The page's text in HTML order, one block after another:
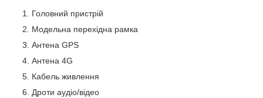
Головний пристрій
Модельна перехідна рамка
Антена GPS
Антена 4G
Кабель живлення
Дроти аудіо/відео